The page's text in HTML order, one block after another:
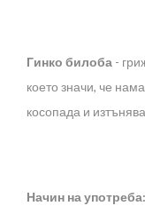
Гинко билоба -
което значи, че
косопада и
Начин на употреба: